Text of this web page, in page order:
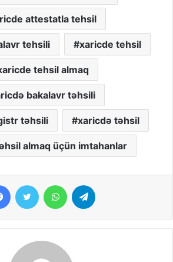
attestatla tehsil
tehsili xaricde tehsil
tehsil almaq
bakalavr təhsili
təhsili xaricdə təhsil
almaq üçün imtahanlar
FacebookTwitter WhatsApp